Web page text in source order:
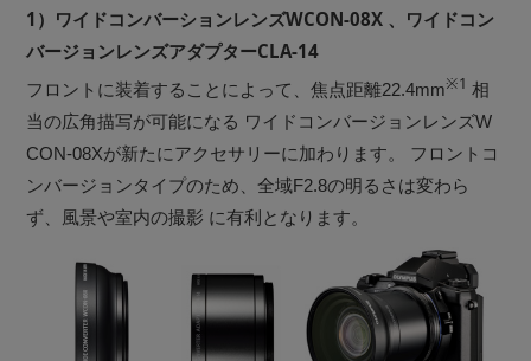
1）ワイドコンバーションレンズWCON-08X 、ワイドコン
バージョンレンズアダプターCLA-14
フロントに装着することによって、焦点距離22.4mm※1 相
当の広角描写が可能になる ワイドコンバージョンレンズW
CON-08Xが新たにアクセサリーに加わります。 フロントコ
ンバージョンタイプのため、全域F2.8の明るさは変わら
ず、風景や室内の撮影 に有利となります。